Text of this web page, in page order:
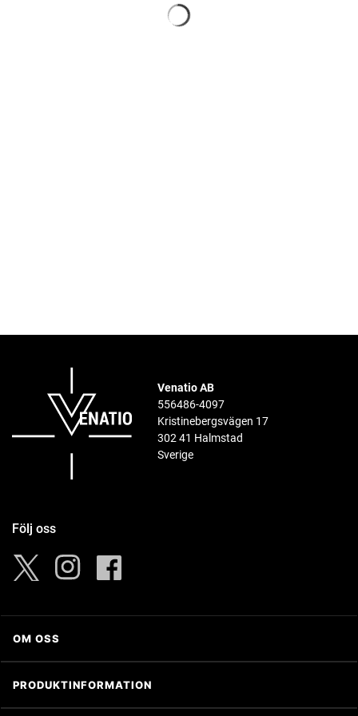
Venatio AB
556486-4097
Kristinebergsvägen 17
302 41 Halmstad
Sverige
Följ oss
OM OSS
Om Venatio AB
PRODUKTINFORMATION
Trijicon®